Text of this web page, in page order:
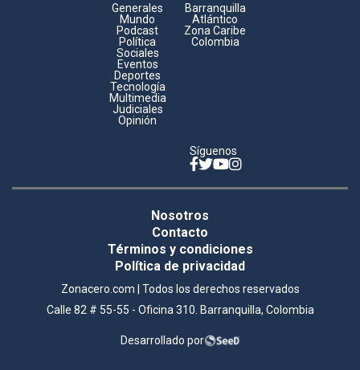
Generales
Mundo
Podcast
Política
Sociales
Eventos
Deportes
Tecnología
Multimedia
Judiciales
Opinión
Barranquilla
Atlántico
Zona Caribe
Colombia
Síguenos
Nosotros
Contacto
Términos y condiciones
Política de privacidad
Zonacero.com | Todos los derechos reservados
Calle 82 # 55-55 - Oficina 310. Barranquilla, Colombia
Desarrollado por